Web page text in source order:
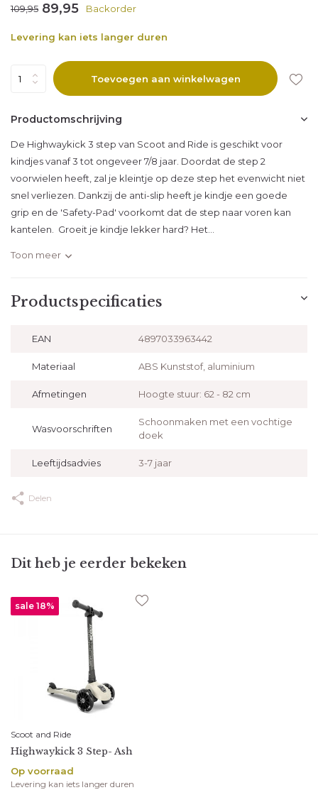
109,95 89,95 Backorder
Levering kan iets langer duren
Toevoegen aan winkelwagen
Productomschrijving
De Highwaykick 3 step van Scoot and Ride is geschikt voor
kindjes vanaf 3 tot ongeveer 7/8 jaar. Doordat de step 2
voorwielen heeft, zal je kleintje op deze step het evenwicht niet
snel verliezen. Dankzij de anti-slip heeft je kindje een goede
grip en de 'Safety-Pad' voorkomt dat de step naar voren kan
kantelen. Groeit je kindje lekker hard? Het...
Toon meer
Productspecificaties
EAN 4897033963442
Materiaal ABS Kunststof, aluminium
Afmetingen Hoogte stuur: 62 - 82 cm
Wasvoorschriften
Schoonmaken met een vochtige
doek
Leeftijdsadvies 3-7 jaar
Delen
Dit heb je eerder bekeken
sale 18%
Scoot and Ride
Highwaykick 3 Step- Ash
Op voorraad
Levering kan iets langer duren